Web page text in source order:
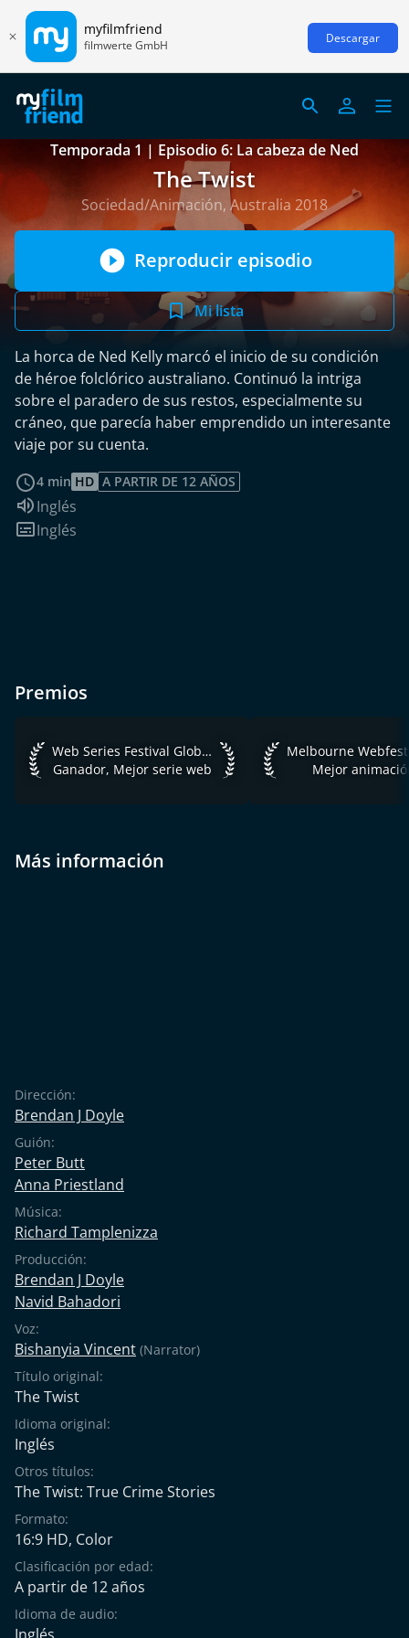
myfilmfriend
filmwerte GmbH Descargar
Temporada 1 | Episodio 6: La cabeza de Ned
The Twist
Sociedad/Animación, Australia 2018
Reproducir episodio
Mi lista
La horca de Ned Kelly marcó el inicio de su condición
de héroe folclórico australiano. Continuó la intriga
sobre el paradero de sus restos, especialmente su
cráneo, que parecía haber emprendido un interesante
viaje por su cuenta.
4 min HD A PARTIR DE 12 AÑOS
Idioma de audio:
Inglés
Subtítulos:
Inglés
Premios
Web Series Festival Global 2019 Ganador, Mejor serie web
Web Series Festival Global 2019
Ganador, Mejor serie web
Melbourne Webfest
Melbourne
Mejor
Más información
Dirección:
Brendan J Doyle
Guión:
Peter Butt
Anna Priestland
Música:
Richard Tamplenizza
Producción:
Brendan J Doyle
Navid Bahadori
Voz:
Bishanyia Vincent (Narrator)
Título original:
The Twist
Idioma original:
Inglés
Otros títulos:
The Twist: True Crime Stories
Formato:
16:9 HD, Color
Clasificación por edad:
A partir de 12 años
Idioma de audio: